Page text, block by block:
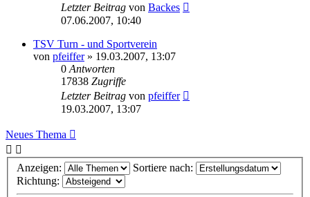
Letzter Beitrag von Backes
07.06.2007, 10:40
TSV Turn - und Sportverein
von pfeiffer» 19.03.2007, 13:07
0 Antworten
17838 Zugriffe
Letzter Beitrag von pfeiffer
19.03.2007, 13:07
Neues Thema
Anzeigen:
Sortiere nach:
Richtung: